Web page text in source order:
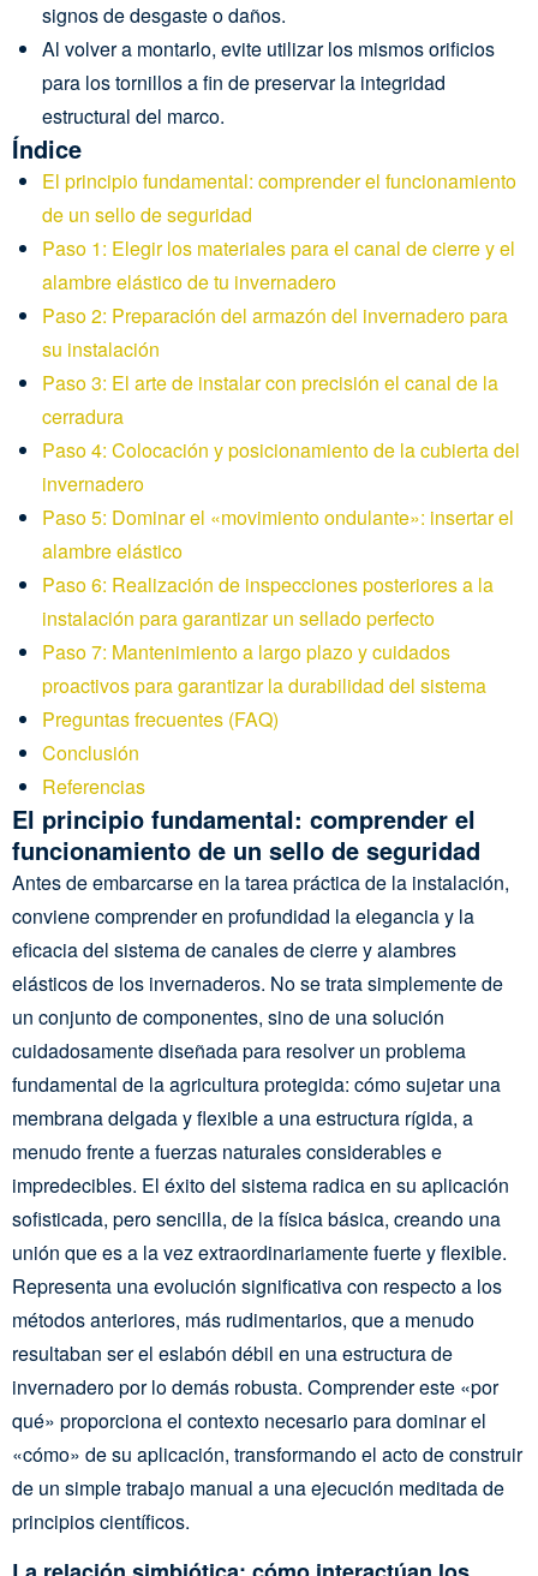
signos de desgaste o daños.
Al volver a montarlo, evite utilizar los mismos orificios
para los tornillos a fin de preservar la integridad
estructural del marco.
Índice
El principio fundamental: comprender el funcionamiento
de un sello de seguridad
Paso 1: Elegir los materiales para el canal de cierre y el
alambre elástico de tu invernadero
Paso 2: Preparación del armazón del invernadero para
su instalación
Paso 3: El arte de instalar con precisión el canal de la
cerradura
Paso 4: Colocación y posicionamiento de la cubierta del
invernadero
Paso 5: Dominar el «movimiento ondulante»: insertar el
alambre elástico
Paso 6: Realización de inspecciones posteriores a la
instalación para garantizar un sellado perfecto
Paso 7: Mantenimiento a largo plazo y cuidados
proactivos para garantizar la durabilidad del sistema
Preguntas frecuentes (FAQ)
Conclusión
Referencias
El principio fundamental: comprender el
funcionamiento de un sello de seguridad
Antes de embarcarse en la tarea práctica de la instalación,
conviene comprender en profundidad la elegancia y la
eficacia del sistema de canales de cierre y alambres
elásticos de los invernaderos. No se trata simplemente de
un conjunto de componentes, sino de una solución
cuidadosamente diseñada para resolver un problema
fundamental de la agricultura protegida: cómo sujetar una
membrana delgada y flexible a una estructura rígida, a
menudo frente a fuerzas naturales considerables e
impredecibles. El éxito del sistema radica en su aplicación
sofisticada, pero sencilla, de la física básica, creando una
unión que es a la vez extraordinariamente fuerte y flexible.
Representa una evolución significativa con respecto a los
métodos anteriores, más rudimentarios, que a menudo
resultaban ser el eslabón débil en una estructura de
invernadero por lo demás robusta. Comprender este «por
qué» proporciona el contexto necesario para dominar el
«cómo» de su aplicación, transformando el acto de construir
de un simple trabajo manual a una ejecución meditada de
principios científicos.